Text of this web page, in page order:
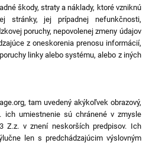
škody, straty a náklady, ktoré vzniknú
stránky, jej prípadnej nefunkčnosti,
poruchy, nepovolenej zmeny údajov
z oneskorenia prenosu informácií,
linky alebo systému, alebo z iných
tam uvedený akýkoľvek obrazový,
ich umiestnenie sú chránené v zmysle
Z.z. v znení neskorších predpisov. Ich
len s predchádzajúcim výslovným